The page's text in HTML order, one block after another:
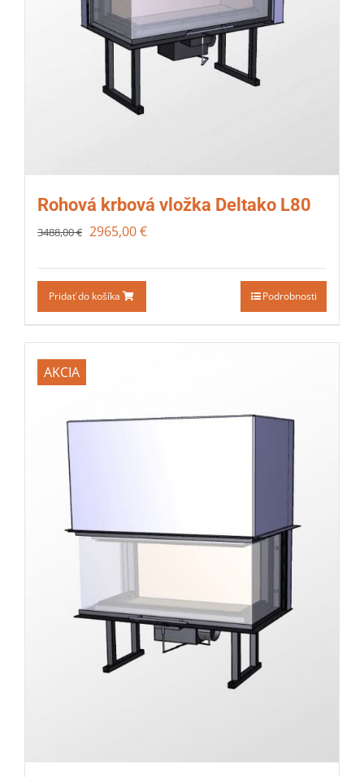
Rohová krbová vložka Deltako L80
3488,00€ 2965,00€
Pridať do košíka Podrobnosti
AKCIA